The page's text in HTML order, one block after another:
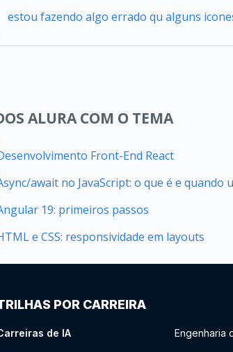
estou fazendo algo errado qu alguns
ALURA COM O TEMA
Front-End React
await no JavaScript: o que é e quando
19: primeiros passos
e CSS: responsividade em layouts
POR CARREIRA
de IA Engenharia